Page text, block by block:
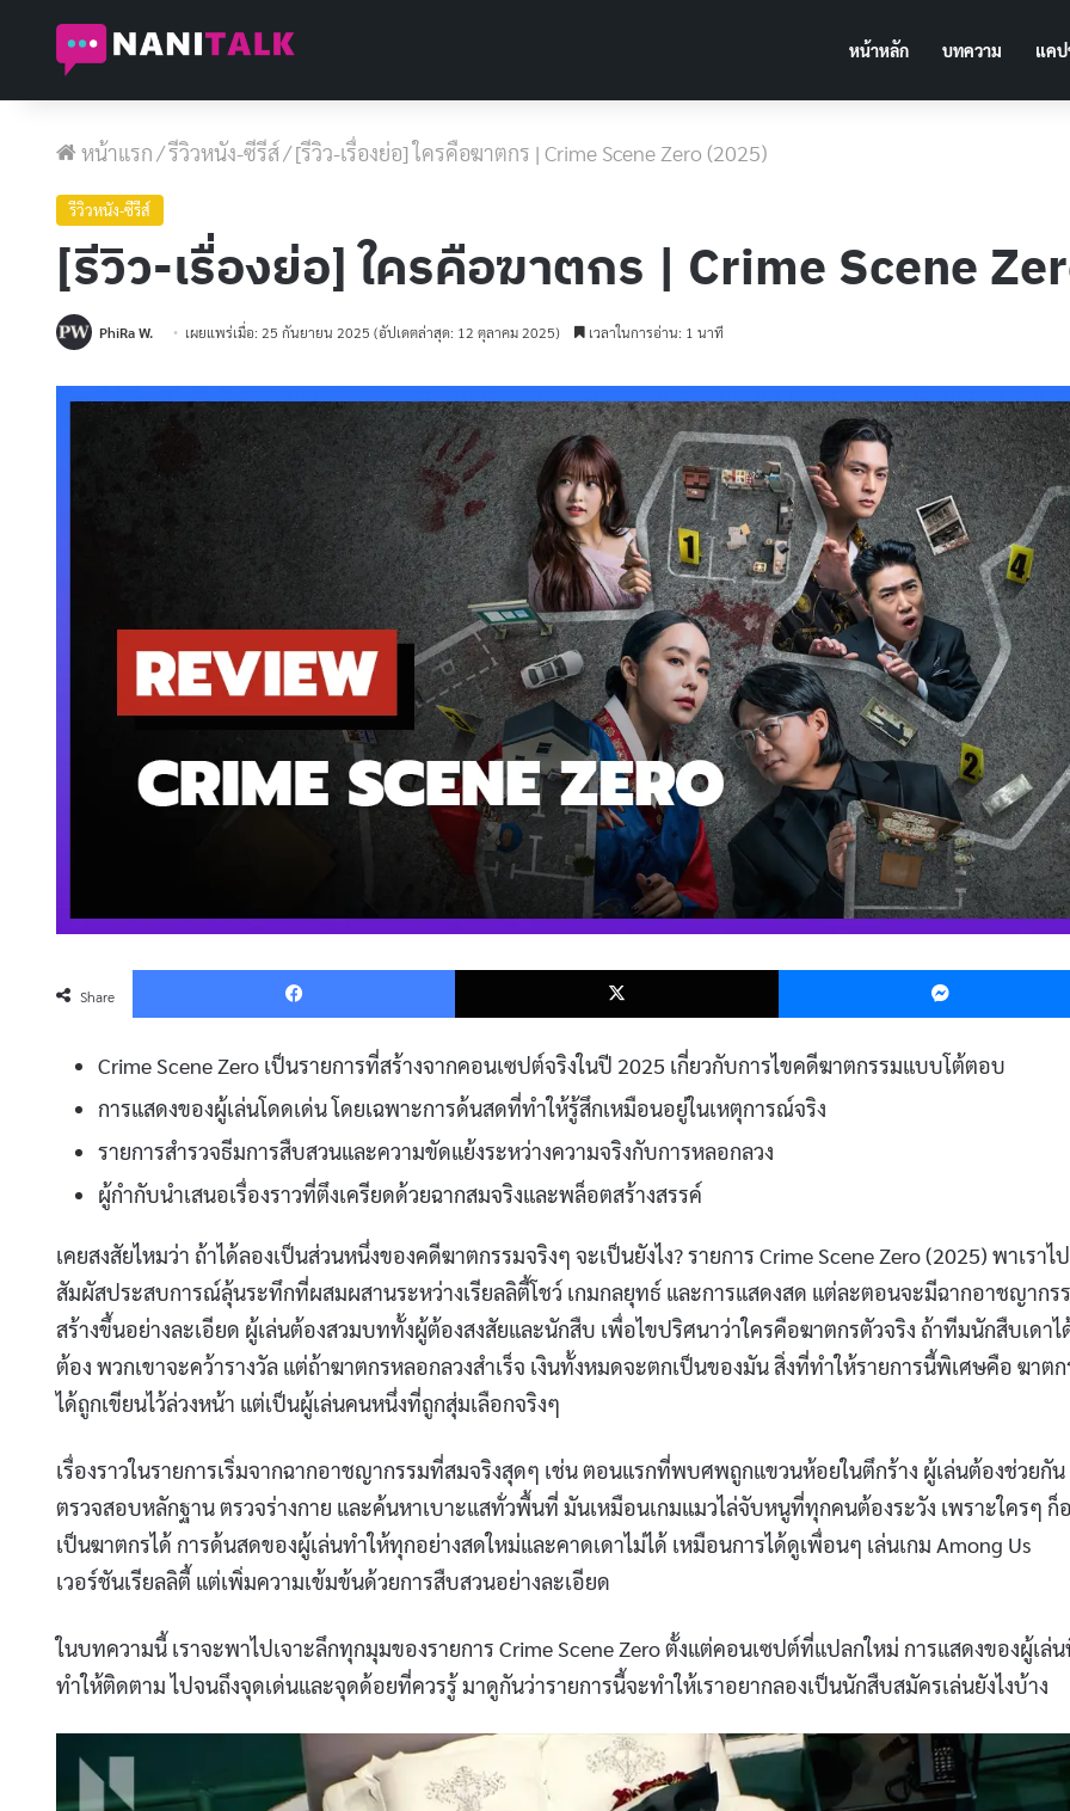
หน้าหลัก บทความ แค
หน้าแรก/รีวิวหนัง-ซีรีส์/[รีวิว-เรื่องย่อ] ใครคือฆาตกร | Crime Scene Zero (2025)
รีวิวหนัง-ซีรีส์
[รีวิว-เรื่องย่อ] ใครคือฆาตกร | Crime Scene
PhiRa W. เผยแพร่เมื่อ: 25 กันยายน 2025 (อัปเดตล่าสุด: 12 ตุลาคม 2025) เวลาในการอ่าน: 1 นาที
Share
Facebook X
Crime Scene Zero เป็นรายการที่สร้างจากคอนเซปต์จริงในปี 2025 เกี่ยวกับการไขคดีฆาตกรรมแบบโต้ตอบ
การแสดงของผู้เล่นโดดเด่น โดยเฉพาะการด้นสดที่ทำให้รู้สึกเหมือนอยู่ในเหตุการณ์จริง
รายการสำรวจธีมการสืบสวนและความขัดแย้งระหว่างความจริงกับการหลอกลวง
ผู้กำกับนำเสนอเรื่องราวที่ตึงเครียดด้วยฉากสมจริงและพล็อตสร้างสรรค์
เคยสงสัยไหมว่า ถ้าได้ลองเป็นส่วนหนึ่งของคดีฆาตกรรมจริงๆ จะเป็นยังไง? รายการ Crime Scene Zero (2025) พาเราไป
สัมผัสประสบการณ์ลุ้นระทึกที่ผสมผสานระหว่างเรียลลิตี้โชว์ เกมกลยุทธ์ และการแสดงสด แต่ละตอนจะมีฉากอาชญากร
สร้างขึ้นอย่างละเอียด ผู้เล่นต้องสวมบททั้งผู้ต้องสงสัยและนักสืบ เพื่อไขปริศนาว่าใครคือฆาตกรตัวจริง ถ้าทีมนักสืบเดาไ
ต้อง พวกเขาจะคว้ารางวัล แต่ถ้าฆาตกรหลอกลวงสำเร็จ เงินทั้งหมดจะตกเป็นของมัน สิ่งที่ทำให้รายการนี้พิเศษคือ ฆาตก
ได้ถูกเขียนไว้ล่วงหน้า แต่เป็นผู้เล่นคนหนึ่งที่ถูกสุ่มเลือกจริงๆ
เรื่องราวในรายการเริ่มจากฉากอาชญากรรมที่สมจริงสุดๆ เช่น ตอนแรกที่พบศพถูกแขวนห้อยในตึกร้าง ผู้เล่นต้องช่วยกัน
ตรวจสอบหลักฐาน ตรวจร่างกาย และค้นหาเบาะแสทั่วพื้นที่ มันเหมือนเกมแมวไล่จับหนูที่ทุกคนต้องระวัง เพราะใครๆ ก็
เป็นฆาตกรได้ การด้นสดของผู้เล่นทำให้ทุกอย่างสดใหม่และคาดเดาไม่ได้ เหมือนการได้ดูเพื่อนๆ เล่นเกม Among Us
เวอร์ชันเรียลลิตี้ แต่เพิ่มความเข้มข้นด้วยการสืบสวนอย่างละเอียด
ในบทความนี้ เราจะพาไปเจาะลึกทุกมุมของรายการ Crime Scene Zero ตั้งแต่คอนเซปต์ที่แปลกใหม่ การแสดงของผู้เล่
ทำให้ติดตาม ไปจนถึงจุดเด่นและจุดด้อยที่ควรรู้ มาดูกันว่ารายการนี้จะทำให้เราอยากลองเป็นนักสืบสมัครเล่นยังไงบ้าง